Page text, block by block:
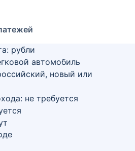
рубли
автомобиль
новый или
не требуется